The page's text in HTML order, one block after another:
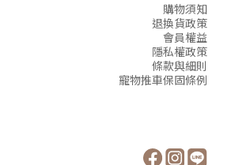
購物須知
退換貨政策
會員權益
隱私權政策
條款與細則
寵物推車保固條例